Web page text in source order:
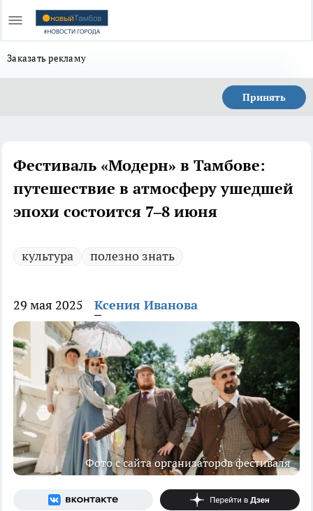
Заказать рекламу
Принять
Фестиваль «Модерн» в Тамбове:
путешествие в атмосферу ушедшей
эпохи состоится 7–8 июня
культура полезно знать
29 мая 2025 Ксения Иванова
Фото с сайта организаторов фестиваля